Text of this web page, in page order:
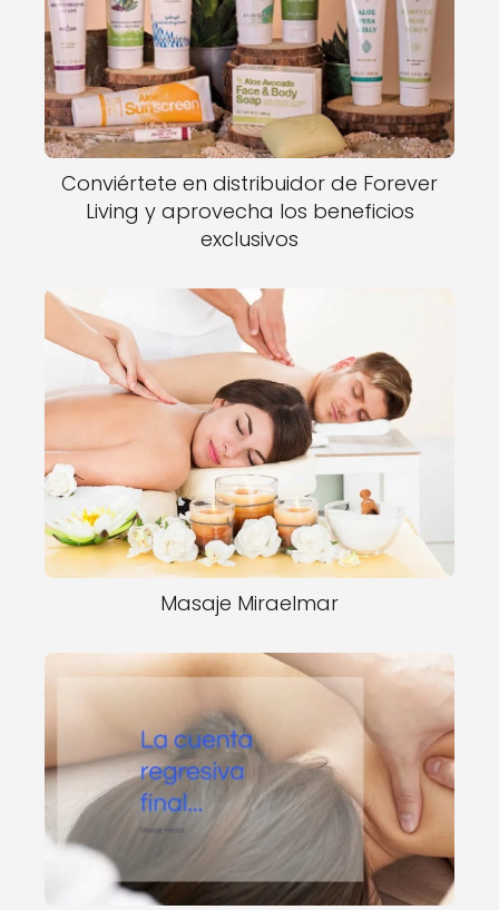
Conviértete en distribuidor de Forever
Living y aprovecha los beneficios
exclusivos
Masaje Miraelmar